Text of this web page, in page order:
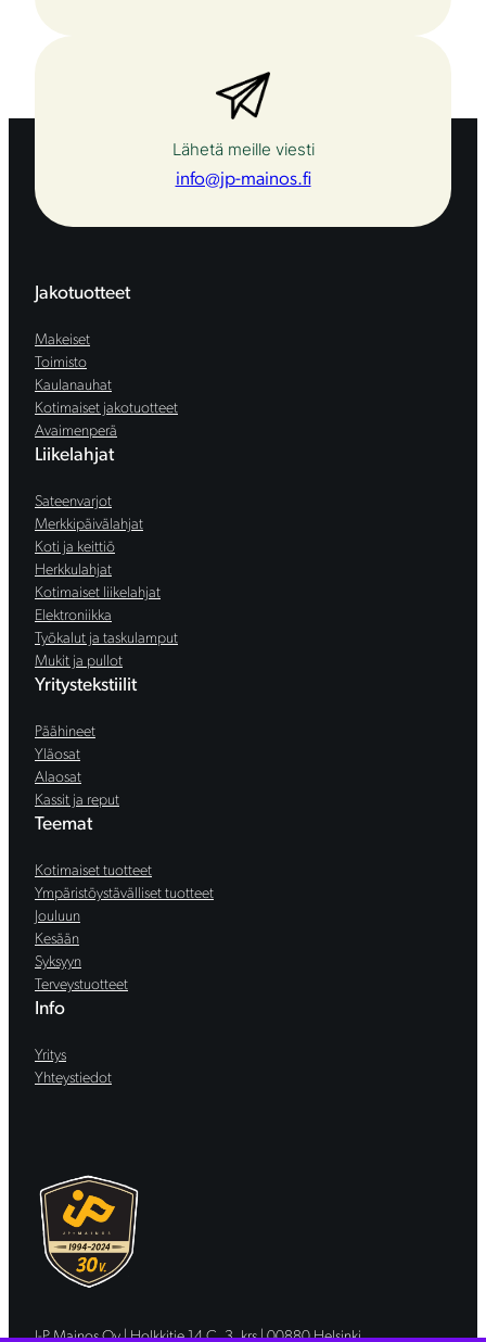
Lähetä meille viesti
info@jp-mainos.fi
Jakotuotteet
Makeiset
Toimisto
Kaulanauhat
Kotimaiset jakotuotteet
Avaimenperä
Liikelahjat
Sateenvarjot
Merkkipäivälahjat
Koti ja keittiö
Herkkulahjat
Kotimaiset liikelahjat
Elektroniikka
Työkalut ja taskulamput
Mukit ja pullot
Yritystekstiilit
Päähineet
Yläosat
Alaosat
Kassit ja reput
Teemat
Kotimaiset tuotteet
Ympäristöystävälliset tuotteet
Jouluun
Kesään
Syksyyn
Terveystuotteet
Info
Yritys
Yhteystiedot
J-P Mainos Oy | Holkkitie 14 C, 3. krs | 00880 Helsinki